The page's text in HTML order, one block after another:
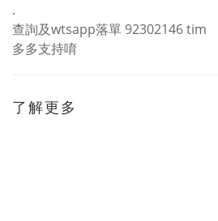
.
查詢及wtsapp落單 92302146 tim
多多支持唷
了解更多